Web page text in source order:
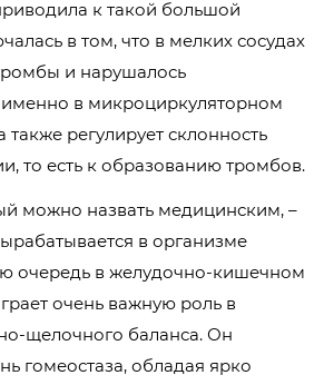
к такой большой
в том, что в мелких сосудах
и нарушалось
в микроциркуляторном
также регулирует склонность
то есть к образованию тромбов.
можно назвать медицинским, –
в организме
очередь в желудочно-кишечном
очень важную роль в
щелочного баланса. Он
гомеостаза, обладая ярко